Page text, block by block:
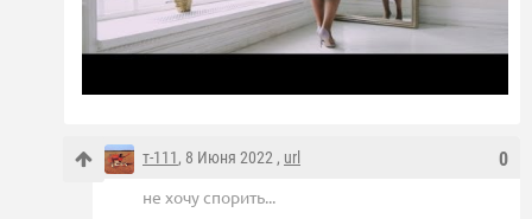
0
т-111, 8 Июня 2022 , url
не хочу спорить...